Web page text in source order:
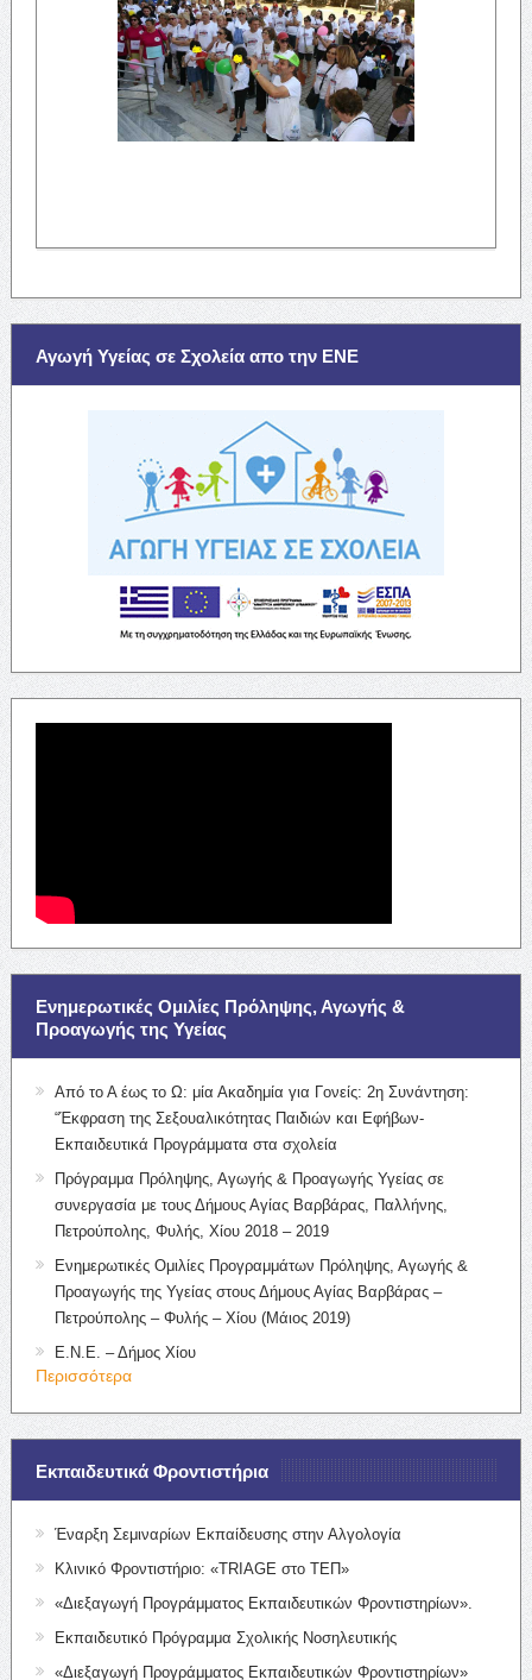
Αγωγή Υγείας σε Σχολεία απο την ΕΝΕ
Ενημερωτικές Ομιλίες Πρόληψης, Αγωγής &
Προαγωγής της Υγείας
Από το Α έως το Ω: μία Ακαδημία για Γονείς: 2η Συνάντηση:
“Έκφραση της Σεξουαλικότητας Παιδιών και Εφήβων-
Εκπαιδευτικά Προγράμματα στα σχολεία
Πρόγραμμα Πρόληψης, Αγωγής & Προαγωγής Υγείας σε
συνεργασία με τους Δήμους Αγίας Βαρβάρας, Παλλήνης,
Πετρούπολης, Φυλής, Χίου 2018 – 2019
Ενημερωτικές Ομιλίες Προγραμμάτων Πρόληψης, Αγωγής &
Προαγωγής της Υγείας στους Δήμους Αγίας Βαρβάρας –
Πετρούπολης – Φυλής – Χίου (Μάιος 2019)
Ε.Ν.Ε. – Δήμος Χίου
Περισσότερα
Εκπαιδευτικά Φροντιστήρια
Έναρξη Σεμιναρίων Εκπαίδευσης στην Αλγολογία
Κλινικό Φροντιστήριο: «TRIAGE στο ΤΕΠ»
«Διεξαγωγή Προγράμματος Εκπαιδευτικών Φροντιστηρίων».
Εκπαιδευτικό Πρόγραμμα Σχολικής Νοσηλευτικής
«Διεξαγωγή Προγράμματος Εκπαιδευτικών Φροντιστηρίων»